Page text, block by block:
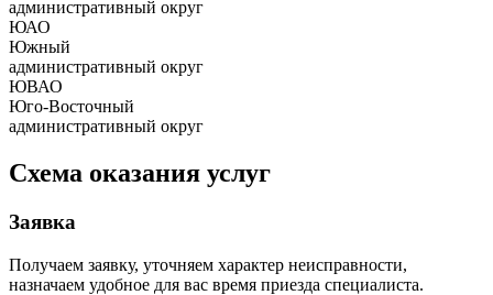
административный округ
ЮАО
Южный
административный округ
ЮВАО
Юго-Восточный
административный округ
Схема оказания услуг
Заявка
Получаем заявку, уточняем характер неисправности,
назначаем удобное для вас время приезда специалиста.